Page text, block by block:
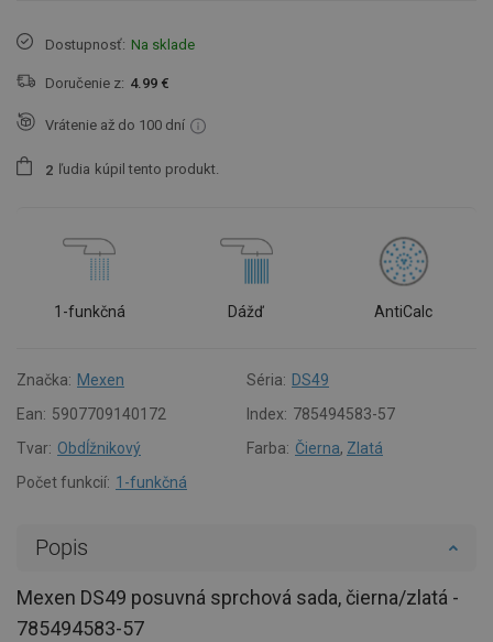
Dostupnosť: Na sklade
Doručenie z: 4.99 €
Vrátenie až do 100 dní
2 ľudia kúpil tento produkt.
1-funkčná Dážď AntiCalc
Značka: Mexen Séria: DS49
Ean: 5907709140172 Index: 785494583-57
Tvar: Obdĺžnikový Farba: Čierna, Zlatá
Počet funkcií: 1-funkčná
Popis
Mexen DS49 posuvná sprchová sada, čierna/zlatá -
785494583-57